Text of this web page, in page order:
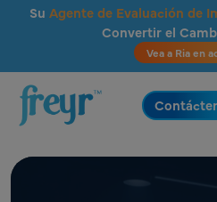
Saltar al contenido principal
Su Agente de Evaluación de
Convertir el
Vea a Ria en
.